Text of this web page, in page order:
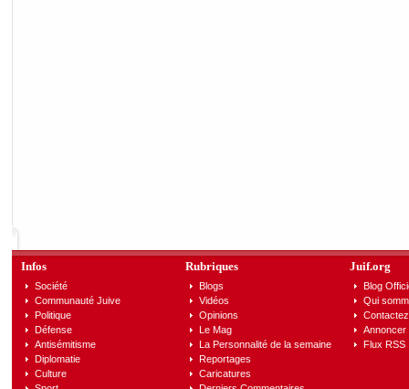
Infos
Société
Communauté Juive
Politique
Défense
Antisémitisme
Diplomatie
Culture
Rubriques
Blogs
Vidéos
Opinions
Le Mag
La Personnalité de la semaine
Reportages
Caricatures
Juif.org
Blog
Qui
Annoncer
Flux RSS